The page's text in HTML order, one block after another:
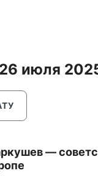
июля
—